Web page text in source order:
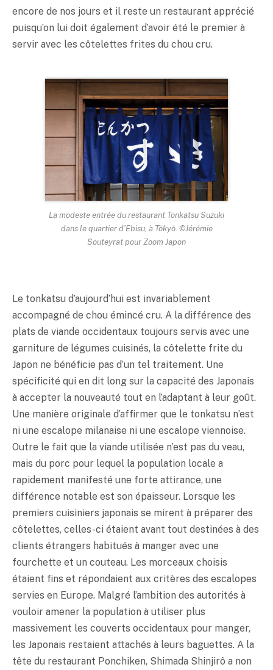
encore de nos jours et il reste un restaurant apprécié
puisqu’on lui doit également d’avoir été le premier à
servir avec les côtelettes frites du chou cru.
La modeste entrée du restaurant Tonkatsu Suzuki
dans le quartier d’Ebisu, à Tôkyô. ©Jérémie
Souteyrat pour Zoom Japon
Le tonkatsu d’aujourd’hui est invariablement
accompagné de chou émincé cru. A la différence des
plats de viande occidentaux toujours servis avec une
garniture de légumes cuisinés, la côtelette frite du
Japon ne bénéficie pas d’un tel traitement. Une
spécificité qui en dit long sur la capacité des Japonais
à accepter la nouveauté tout en l’adaptant à leur goût.
Une manière originale d’affirmer que le tonkatsu n’est
ni une escalope milanaise ni une escalope viennoise.
Outre le fait que la viande utilisée n’est pas du veau,
mais du porc pour lequel la population locale a
rapidement manifesté une forte attirance, une
différence notable est son épaisseur. Lorsque les
premiers cuisiniers japonais se mirent à préparer des
côtelettes, celles-ci étaient avant tout destinées à des
clients étrangers habitués à manger avec une
fourchette et un couteau. Les morceaux choisis
étaient fins et répondaient aux critères des escalopes
servies en Europe. Malgré l’ambition des autorités à
vouloir amener la population à utiliser plus
massivement les couverts occidentaux pour manger,
les Japonais restaient attachés à leurs baguettes. A la
tête du restaurant Ponchiken, Shimada Shinjirô a non